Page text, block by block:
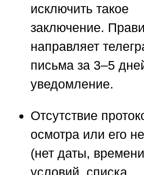
исключить такое
заключение.
направляет
письма за 3–5
уведомление.
Отсутствие
осмотра или его
(нет даты,
условий, списка